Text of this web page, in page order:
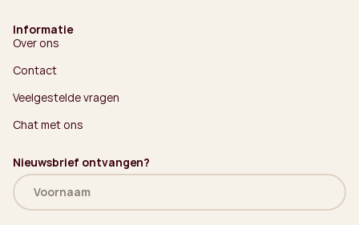
Informatie
Over ons
Contact
Veelgestelde vragen
Chat met ons
Nieuwsbrief ontvangen?
Naam
(Vereist)